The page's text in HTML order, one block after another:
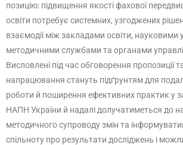
позицію: підвищення якості фахової
освіти потребує системних, узгоджених
взаємодії між закладами освіти, науковими
методичними службами та органами
Висловлені під час обговорення пропозиції
напрацювання стануть підґрунтям для
роботи й поширення ефективних практик у
НАПН України й надалі долучатиметься до
методичного супроводу змін та
спільноту про результати досліджень і